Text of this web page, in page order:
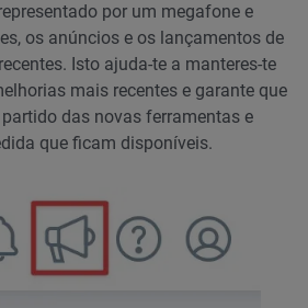
por um megafone e
os anúncios e os lançamentos de
Isto ajuda-te a manteres-te
mais recentes e garante que
das novas ferramentas e
que ficam disponíveis.